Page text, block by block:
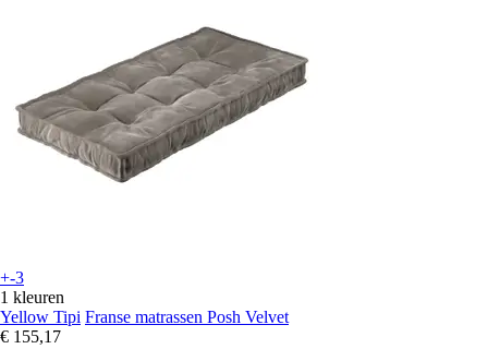
+-3
1 kleuren
Yellow Tipi Franse matrassen Posh Velvet
€ 155,17